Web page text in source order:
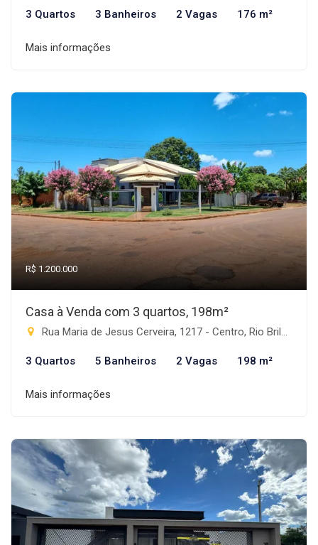
3 Quartos 3 Banheiros 2 Vagas 176 m²
Mais informações
R$ 1.200.000
Casa à Venda com 3 quartos, 198m²
Rua Maria de Jesus Cerveira, 1217 - Centro, Rio Brilhante-MS
3 Quartos 5 Banheiros 2 Vagas 198 m²
Mais informações